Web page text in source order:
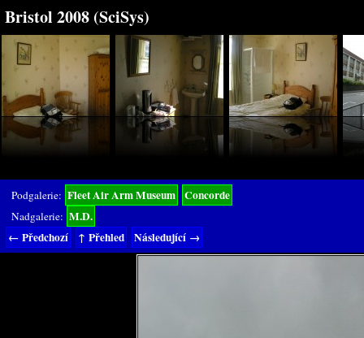
Bristol 2008 (SciSys)
Podgalerie: Fleet Air Arm Museum Concorde
Nadgalerie: M.D.
← Předchozí
↑ Přehled Následující →